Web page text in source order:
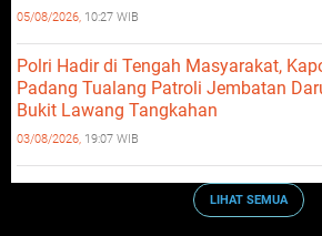
05/08/2026, 10:27 WIB
Polri Hadir di Tengah Masyarakat,
Padang Tualang Patroli Jembatan
Bukit Lawang Tangkahan
03/08/2026, 19:07 WIB
LIHAT SEMUA